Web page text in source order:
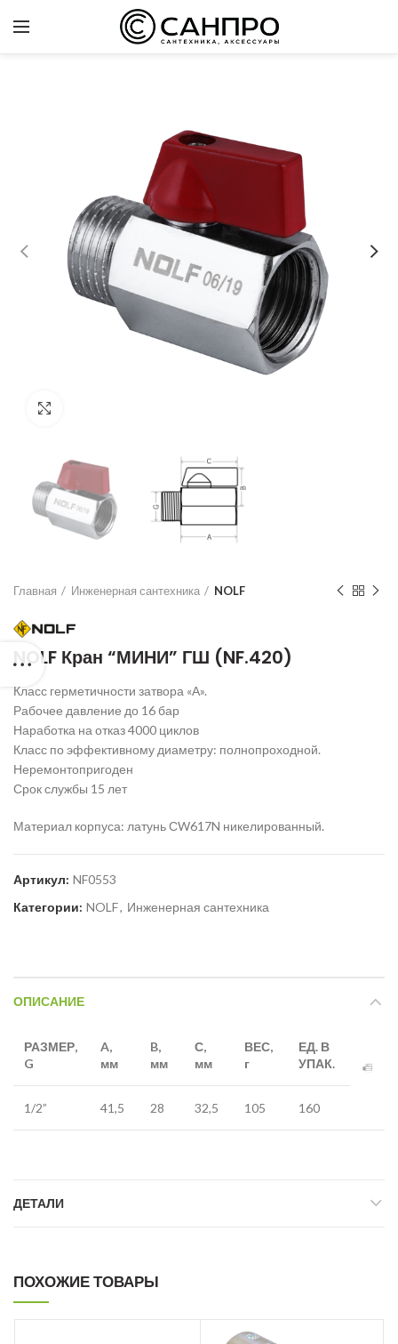
Главная Инженерная сантехника NOLF
NOLF Кран “МИНИ” ГШ (NF.420)
Класс герметичности затвора «А».
Рабочее давление до 16 бар
Наработка на отказ 4000 циклов
Класс по эффективному диаметру: полнопроходной.
Неремонтопригоден
Срок службы 15 лет
Материал корпуса: латунь СW617N никелированный.
Артикул: NF0553
Категории: NOLF, Инженерная сантехника
ОПИСАНИЕ
РАЗМЕР,
G
A,
мм
B,
мм
С,
мм
ВЕС,
г
ЕД. В
УПАК.
1/2” 41,5 28 32,5 105 160
ДЕТАЛИ
ПОХОЖИЕ ТОВАРЫ